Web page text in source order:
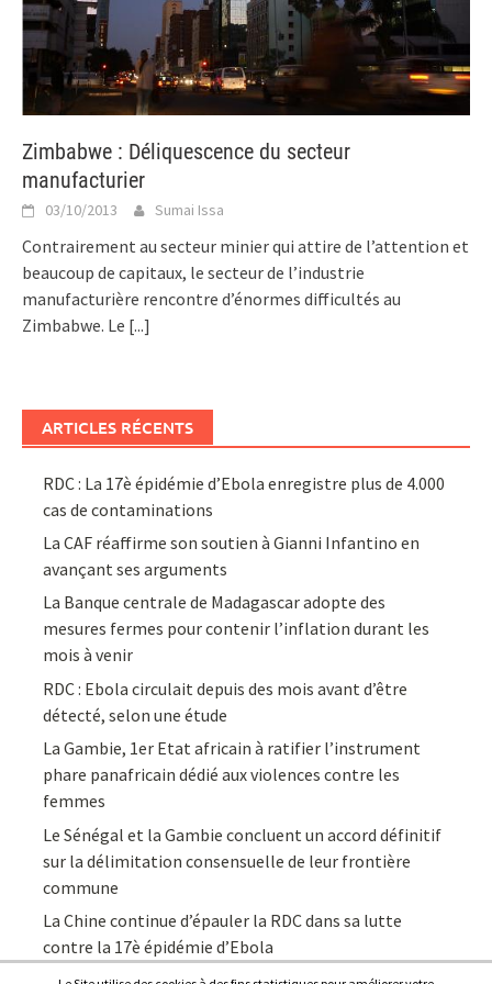
Zimbabwe : Déliquescence du secteur
manufacturier
03/10/2013 Sumai Issa
Contrairement au secteur minier qui attire de l’attention et
beaucoup de capitaux, le secteur de l’industrie
manufacturière rencontre d’énormes difficultés au
Zimbabwe. Le [...]
ARTICLES RÉCENTS
RDC : La 17è épidémie d’Ebola enregistre plus de 4.000
cas de contaminations
La CAF réaffirme son soutien à Gianni Infantino en
avançant ses arguments
La Banque centrale de Madagascar adopte des
mesures fermes pour contenir l’inflation durant les
mois à venir
RDC : Ebola circulait depuis des mois avant d’être
détecté, selon une étude
La Gambie, 1er Etat africain à ratifier l’instrument
phare panafricain dédié aux violences contre les
femmes
Le Sénégal et la Gambie concluent un accord définitif
sur la délimitation consensuelle de leur frontière
commune
La Chine continue d’épauler la RDC dans sa lutte
contre la 17è épidémie d’Ebola